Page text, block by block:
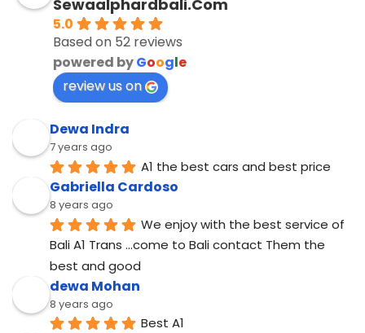
Sewaalphardbali.Com
5.0
Based on 52 reviews
powered byGoogle
review us on
Dewa Indra
7 years ago
A1 the best cars and best price
Gabriella Cardoso
8 years ago
We enjoy with the best service of
Bali A1 Trans ...come to Bali contact Them the
best and good
dewa Mohan
8 years ago
Best A1